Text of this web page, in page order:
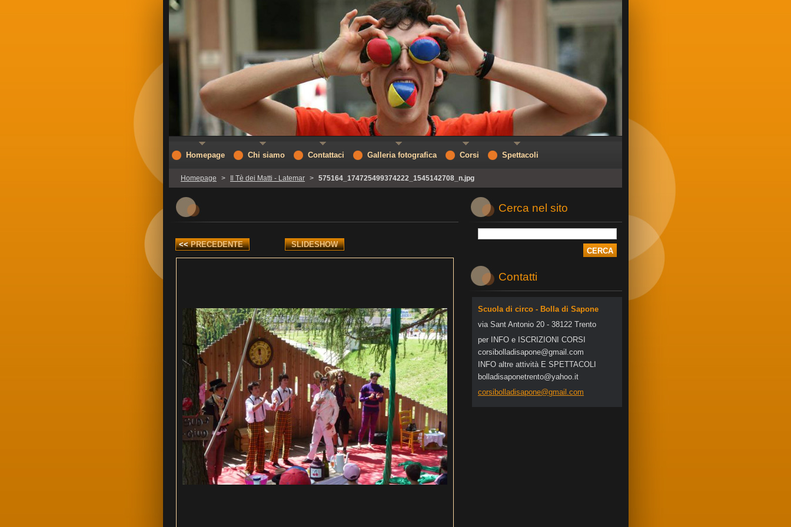
Homepage > Il Tè dei Matti - Latemar > 575164_174725499374222_1545142708_n.jpg
<< PRECEDENTE SLIDESHOW
Cerca nel sito
Contatti
Scuola di circo - Bolla di Sapone
via Sant Antonio 20 - 38122 Trento
per INFO e ISCRIZIONI CORSI
corsibol ladisapone@gmail .com
INFO altre attività E SPETTACOLI
bolladisaponetrento@yahoo.it
corsibolladisapone@gmail.com
Homepage Chi siamo Contattaci Galleria fotografica Corsi Spettacoli